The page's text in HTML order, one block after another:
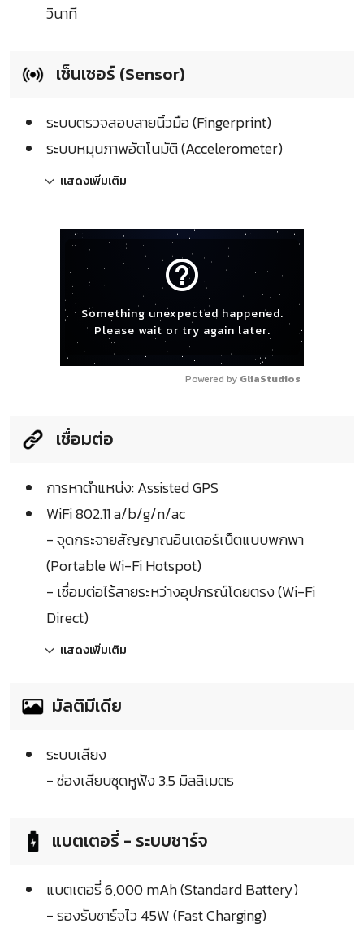
วินาที
เซ็นเซอร์ (Sensor)
ระบบตรวจสอบลายนิ้วมือ (Fingerprint)
ระบบหมุนภาพอัตโนมัติ (Accelerometer)
แสดงเพิ่มเติม
help_outline
Something unexpected happened.
Please wait or try again later.
Powered by GliaStudios
เชื่อมต่อ
การหาตำแหน่ง: Assisted GPS
WiFi 802.11 a/b/g/n/ac
- จุดกระจายสัญญาณอินเตอร์เน็ตแบบพกพา
(Portable Wi-Fi Hotspot)
- เชื่อมต่อไร้สายระหว่างอุปกรณ์โดยตรง (Wi-Fi
Direct)
แสดงเพิ่มเติม
มัลติมีเดีย
ระบบเสียง
- ช่องเสียบชุดหูฟัง 3.5 มิลลิเมตร
แบตเตอรี่ - ระบบชาร์จ
แบตเตอรี่ 6,000 mAh (Standard Battery)
- รองรับชาร์จไว 45W (Fast Charging)